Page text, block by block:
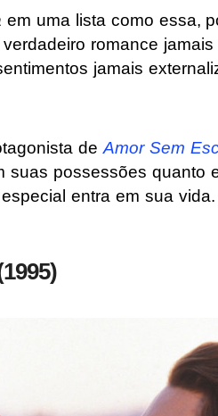
em uma lista como essa,
romance
jamais
deAmor Sem
suas possessões quanto
entra em sua vida.